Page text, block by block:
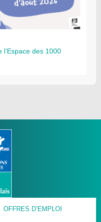
l’Espace des 1000
OFFRES D’EMPLOI